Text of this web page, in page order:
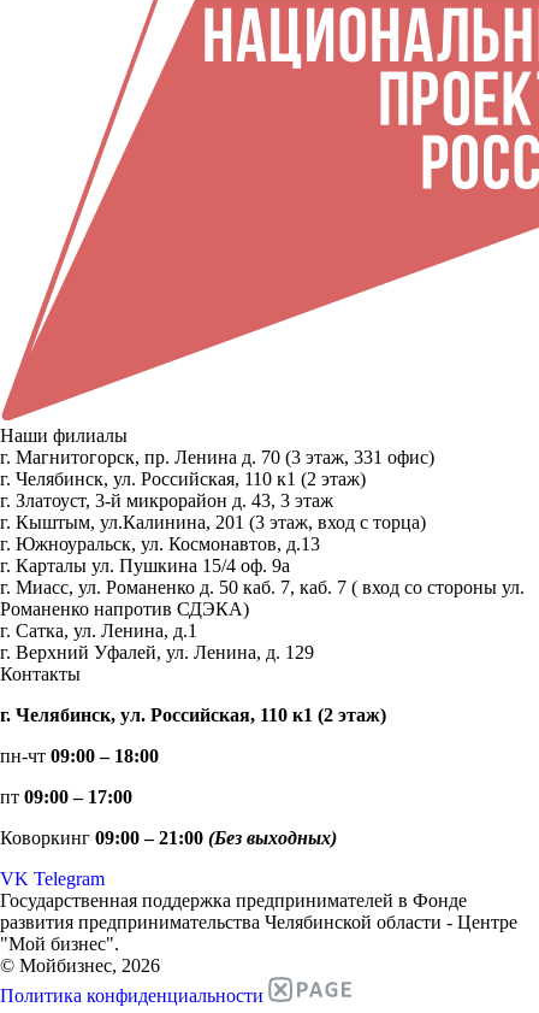
Наши филиалы
г. Магнитогорск, пр. Ленина д. 70 (3 этаж, 331 офис)
г. Челябинск, ул. Российская, 110 к1 (2 этаж)
г. Златоуст, 3-й микрорайон д. 43, 3 этаж
г. Кыштым, ул.Калинина, 201 (3 этаж, вход с торца)
г. Южноуральск, ул. Космонавтов, д.13
г. Карталы ул. Пушкина 15/4 оф. 9а
г. Миасс, ул. Романенко д. 50 каб. 7, каб. 7 ( вход со стороны ул.
Романенко напротив СДЭКА)
г. Сатка, ул. Ленина, д.1
г. Верхний Уфалей, ул. Ленина, д. 129
Контакты
г. Челябинск, ул. Российская, 110 к1 (2 этаж)
пн-чт 09:00 – 18:00
пт 09:00 – 17:00
Коворкинг 09:00 – 21:00 (Без выходных)
VK Telegram
Государственная поддержка предпринимателей в Фонде
развития предпринимательства Челябинской области - Центре
"Мой бизнес".
© Мойбизнес, 2026
Политика конфиденциальности